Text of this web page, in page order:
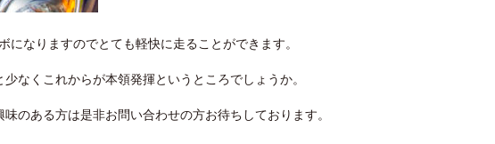
になりますのでとても軽快に走ることができます。
なくこれからが本領発揮というところでしょうか。
のある方は是非お問い合わせの方お待ちしております。